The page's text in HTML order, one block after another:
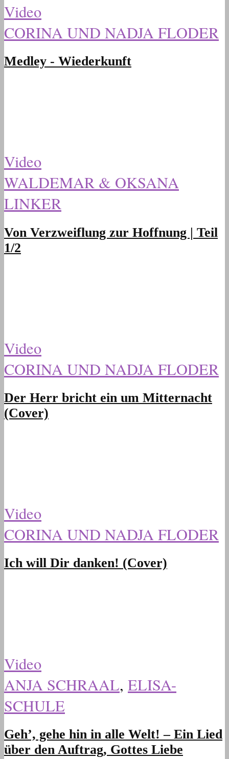
Video
CORINA UND NADJA FLODER
Medley - Wiederkunft
Video
WALDEMAR & OKSANA
LINKER
Von Verzweiflung zur Hoffnung | Teil
1/2
Video
CORINA UND NADJA FLODER
Der Herr bricht ein um Mitternacht
(Cover)
Video
CORINA UND NADJA FLODER
Ich will Dir danken! (Cover)
Video
ANJA SCHRAAL, ELISA-
SCHULE
Geh’, gehe hin in alle Welt! – Ein Lied
über den Auftrag, Gottes Liebe